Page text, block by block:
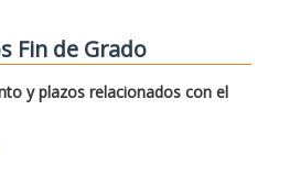
Fin de Grado
y plazos relacionados con el